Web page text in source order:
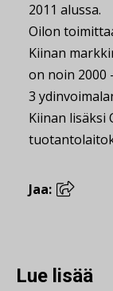
2011 alussa.
Oilon
Kiinan
on noin 2000
3
Kiinan lisäksi
Jaa:
Lue lisää